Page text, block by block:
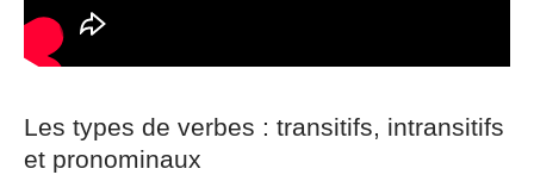
Les types de verbes : transitifs, intransitifs
et pronominaux